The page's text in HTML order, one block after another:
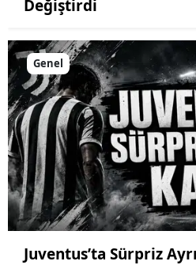
Değiştirdi
Genel
Juventus’ta Sürpriz